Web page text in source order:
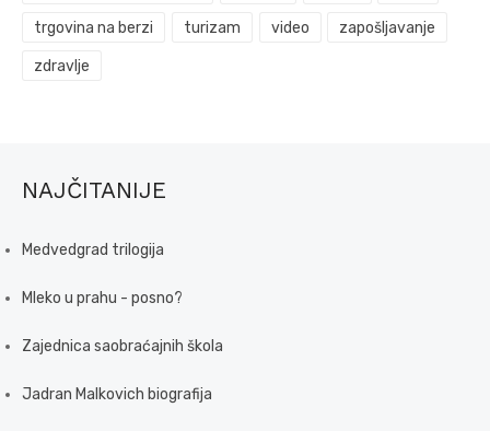
trgovina na berzi turizam video zapošljavanje
zdravlje
NAJČITANIJE
Medvedgrad trilogija
Mleko u prahu - posno?
Zajednica saobraćajnih škola
Jadran Malkovich biografija